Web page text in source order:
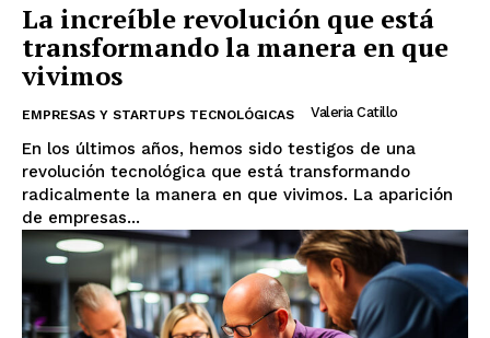
La increíble revolución que está
transformando la manera en que
vivimos
EMPRESAS Y STARTUPS TECNOLÓGICAS Valeria Catillo
En los últimos años, hemos sido testigos de una
revolución tecnológica que está transformando
radicalmente la manera en que vivimos. La aparición
de empresas...